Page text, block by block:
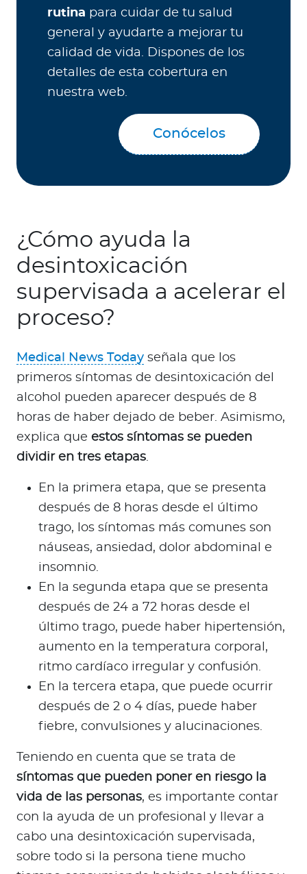
rutina para cuidar de tu salud
general y ayudarte a mejorar tu
calidad de vida. Dispones de los
detalles de esta cobertura en
nuestra web.
Conócelos
¿Cómo ayuda la
desintoxicación
supervisada a acelerar el
proceso?
Medical News Today señala que los
primeros síntomas de desintoxicación del
alcohol pueden aparecer después de 8
horas de haber dejado de beber. Asimismo,
explica que estos síntomas se pueden
dividir en tres etapas.
En la primera etapa, que se presenta
después de 8 horas desde el último
trago, los síntomas más comunes son
náuseas, ansiedad, dolor abdominal e
insomnio.
En la segunda etapa que se presenta
después de 24 a 72 horas desde el
último trago, puede haber hipertensión,
aumento en la temperatura corporal,
ritmo cardíaco irregular y confusión.
En la tercera etapa, que puede ocurrir
después de 2 o 4 días, puede haber
fiebre, convulsiones y alucinaciones.
Teniendo en cuenta que se trata de
síntomas que pueden poner en riesgo la
vida de las personas, es importante contar
con la ayuda de un profesional y llevar a
cabo una desintoxicación supervisada,
sobre todo si la persona tiene mucho